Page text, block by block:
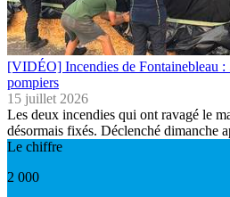
[VIDÉO] Incendies de Fontainebleau :
pompiers
15 juillet 2026
Les deux incendies qui ont ravagé le
désormais fixés. Déclenché dimanche
Le chiffre
2 000